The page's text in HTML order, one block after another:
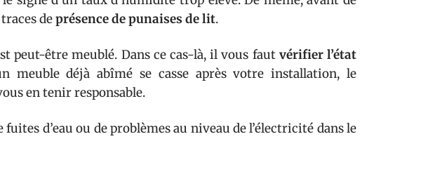
deprésence de punaises de lit.
peut-être meublé. Dans ce cas-là, il vous faut vérifier l’état
meuble déjà abîmé se casse après votre installation, le
en tenir responsable.
fuites d’eau ou de problèmes au niveau de l’électricité dans le